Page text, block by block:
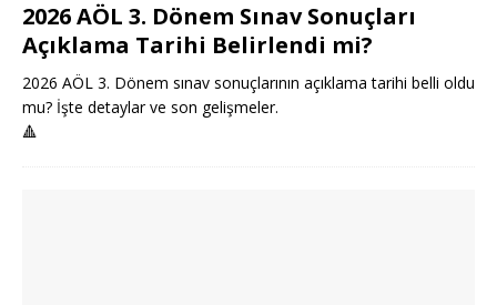
2026 AÖL 3. Dönem Sınav Sonuçları
Açıklama Tarihi Belirlendi mi?
2026 AÖL 3. Dönem sınav sonuçlarının açıklama tarihi belli oldu
mu? İşte detaylar ve son gelişmeler.
🔺